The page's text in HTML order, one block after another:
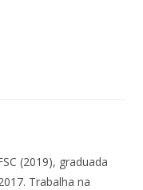
(2019), graduada
Trabalha na